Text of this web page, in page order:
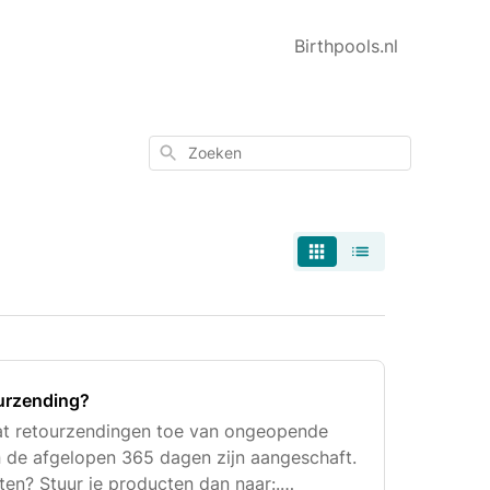
Birthpools.nl
Zoeken
retourzendingen toe van ongeopende
afgelopen 365 dagen zijn aangeschaft.
Stuur je producten dan naar:.